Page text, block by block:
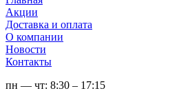
Акции
Доставка и оплата
О компании
Новости
Контакты
пн — чт: 8:30 – 17:15